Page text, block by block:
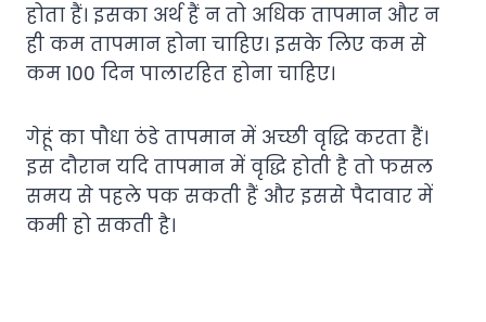
होता हैं। इसका अर्थ हैं न तो अधिक तापमान और न
ही कम तापमान होना चाहिए। इसके लिए कम से
कम 100 दिन पालारहित होना चाहिए।
गेहूं का पौधा ठंडे तापमान में अच्छी वृद्धि करता हैं।
इस दौरान यदि तापमान में वृद्धि होती है तो फसल
समय से पहले पक सकती हैं और इससे पैदावार में
कमी हो सकती है।